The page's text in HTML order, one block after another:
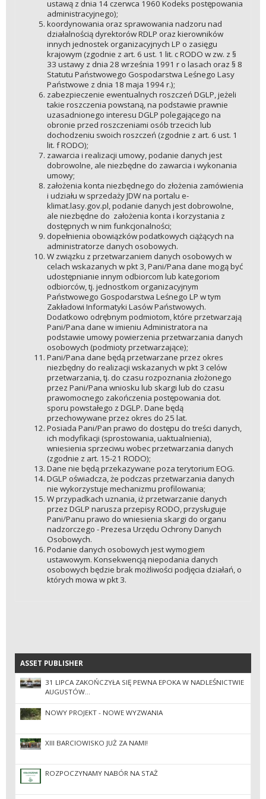
ustawą z dnia 14 czerwca 1960 Kodeks postępowania
administracyjnego);
koordynowania oraz sprawowania nadzoru nad
działalnością dyrektorów RDLP oraz kierowników
innych jednostek organizacyjnych LP o zasięgu
krajowym (zgodnie z art. 6 ust. 1 lit. c RODO w zw. z §
33 ustawy z dnia 28 września 1991 r o lasach oraz § 8
Statutu Państwowego Gospodarstwa Leśnego Lasy
Państwowe z dnia 18 maja 1994 r.);
zabezpieczenie ewentualnych roszczeń DGLP, jeżeli
takie roszczenia powstaną, na podstawie prawnie
uzasadnionego interesu DGLP polegającego na
obronie przed roszczeniami osób trzecich lub
dochodzeniu swoich roszczeń (zgodnie z art. 6 ust. 1
lit. f RODO);
zawarcia i realizacji umowy, podanie danych jest
dobrowolne, ale niezbędne do zawarcia i wykonania
umowy;
założenia konta niezbędnego do złożenia zamówienia
i udziału w sprzedaży JDW na portalu e-
klimat.lasy.gov.pl, podanie danych jest dobrowolne,
ale niezbędne do założenia konta i korzystania z
dostępnych w nim funkcjonalności;
dopełnienia obowiązków podatkowych ciążących na
administratorze danych osobowych.
W związku z przetwarzaniem danych osobowych w
celach wskazanych w pkt 3, Pani/Pana dane mogą być
udostępnianie innym odbiorcom lub kategoriom
odbiorców, tj. jednostkom organizacyjnym
Państwowego Gospodarstwa Leśnego LP w tym
Zakładowi Informatyki Lasów Państwowych.
Dodatkowo odrębnym podmiotom, które przetwarzają
Pani/Pana dane w imieniu Administratora na
podstawie umowy powierzenia przetwarzania danych
osobowych (podmioty przetwarzające);
Pani/Pana dane będą przetwarzane przez okres
niezbędny do realizacji wskazanych w pkt 3 celów
przetwarzania, tj. do czasu rozpoznania złożonego
przez Pani/Pana wniosku lub skargi lub do czasu
prawomocnego zakończenia postępowania dot.
sporu powstałego z DGLP. Dane będą
przechowywane przez okres do 25 lat.
Posiada Pani/Pan prawo do dostępu do treści danych,
ich modyfikacji (sprostowania, uaktualnienia),
wniesienia sprzeciwu wobec przetwarzania danych
(zgodnie z art. 15-21 RODO);
Dane nie będą przekazywane poza terytorium EOG.
DGLP oświadcza, że podczas przetwarzania danych
nie wykorzystuje mechanizmu profilowania;
W przypadkach uznania, iż przetwarzanie danych
przez DGLP narusza przepisy RODO, przysługuje
Pani/Panu prawo do wniesienia skargi do organu
nadzorczego - Prezesa Urzędu Ochrony Danych
Osobowych.
Podanie danych osobowych jest wymogiem
ustawowym. Konsekwencją niepodania danych
osobowych będzie brak możliwości podjęcia działań, o
których mowa w pkt 3.
ASSET PUBLISHER
ASSET PUBLISHER
31 LIPCA ZAKOŃCZYŁA SIĘ PEWNA EPOKA W NADLEŚNICTWIE
AUGUSTÓW…
NOWY PROJEKT - NOWE WYZWANIA
XIII BARCIOWISKO JUŻ ZA NAMI!
ROZPOCZYNAMY NABÓR NA STAŻ